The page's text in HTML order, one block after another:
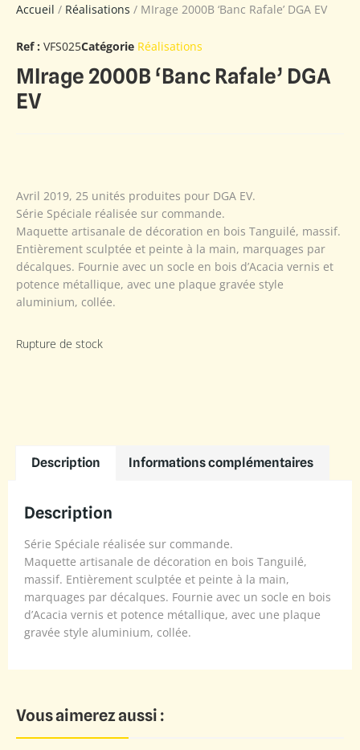
Accueil / Réalisations / MIrage 2000B ‘Banc Rafale’ DGA EV
Ref : VFS025Catégorie Réalisations
MIrage 2000B ‘Banc Rafale’ DGA
EV
Avril 2019, 25 unités produites pour DGA EV.
Série Spéciale réalisée sur commande.
Maquette artisanale de décoration en bois Tanguilé, massif.
Entièrement sculptée et peinte à la main, marquages par
décalques. Fournie avec un socle en bois d’Acacia vernis et
potence métallique, avec une plaque gravée style
aluminium, collée.
Rupture de stock
Description Informations complémentaires
Description
Série Spéciale réalisée sur commande.
Maquette artisanale de décoration en bois Tanguilé,
massif. Entièrement sculptée et peinte à la main,
marquages par décalques. Fournie avec un socle en bois
d’Acacia vernis et potence métallique, avec une plaque
gravée style aluminium, collée.
Vous aimerez aussi :